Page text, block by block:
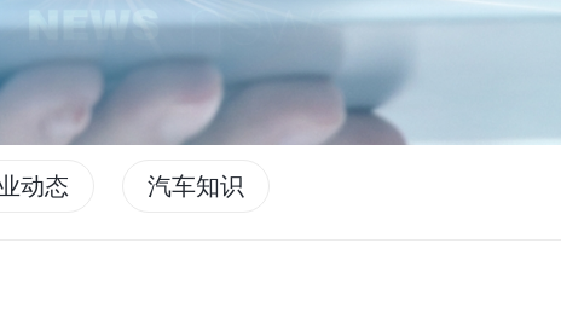
动态 汽车知识